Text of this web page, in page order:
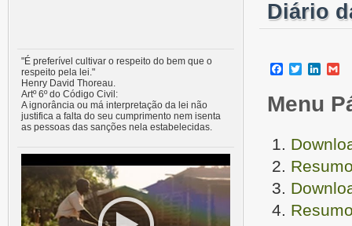
Diário
Facebook
Twitter
Menu
"É preferível cultivar o respeito do bem que o
respeito pela lei."
Henry David Thoreau.
Artº 6º do Código Civil:
A ignorância ou má interpretação da lei não
justifica a falta do seu cumprimento nem isenta
as pessoas das sanções nela estabelecidas.